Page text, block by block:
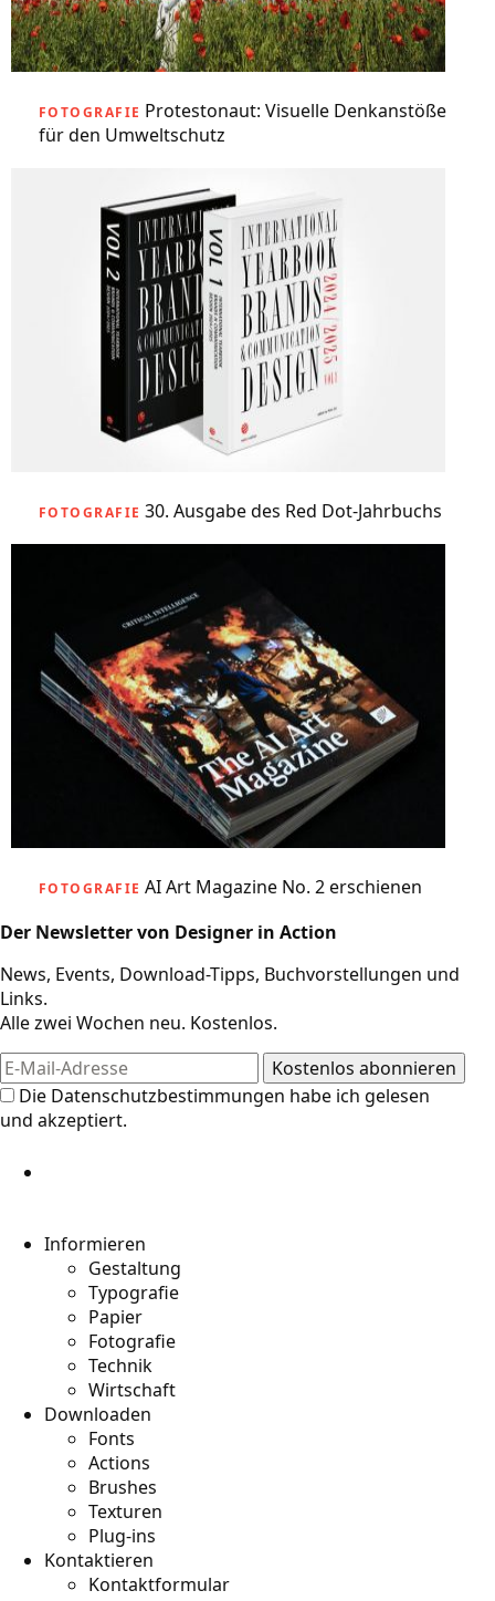
FOTOGRAFIE Protestonaut: Visuelle Denkanstöße
für den Umweltschutz
FOTOGRAFIE 30. Ausgabe des Red Dot-Jahrbuchs
FOTOGRAFIE AI Art Magazine No. 2 erschienen
Der Newsletter von Designer in Action
News, Events, Download-Tipps, Buchvorstellungen und
Links.
Alle zwei Wochen neu. Kostenlos.
Die Datenschutzbestimmungen habe ich gelesen
und akzeptiert.
Informieren
Gestaltung
Typografie
Papier
Fotografie
Technik
Wirtschaft
Downloaden
Fonts
Actions
Brushes
Texturen
Plug-ins
Kontaktieren
Kontaktformular